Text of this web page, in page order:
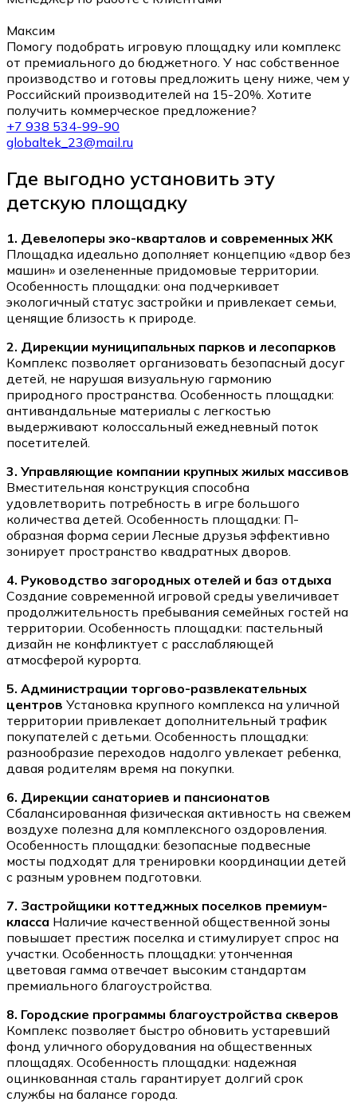
Максим
Помогу подобрать игровую площадку или комплекс
от премиального до бюджетного. У нас собственное
производство и готовы предложить цену ниже, чем у
Российский производителей на 15-20%. Хотите
получить коммерческое предложение?
+7 938 534-99-90
globaltek_23@mail.ru
Где выгодно установить эту
детскую площадку
1. Девелоперы эко-кварталов и современных ЖК
Площадка идеально дополняет концепцию «двор без
машин» и озелененные придомовые территории.
Особенность площадки: она подчеркивает
экологичный статус застройки и привлекает семьи,
ценящие близость к природе.
2. Дирекции муниципальных парков и лесопарков
Комплекс позволяет организовать безопасный досуг
детей, не нарушая визуальную гармонию
природного пространства. Особенность площадки:
антивандальные материалы с легкостью
выдерживают колоссальный ежедневный поток
посетителей.
3. Управляющие компании крупных жилых массивов
Вместительная конструкция способна
удовлетворить потребность в игре большого
количества детей. Особенность площадки: П-
образная форма серии Лесные друзья эффективно
зонирует пространство квадратных дворов.
4. Руководство загородных отелей и баз отдыха
Создание современной игровой среды увеличивает
продолжительность пребывания семейных гостей на
территории. Особенность площадки: пастельный
дизайн не конфликтует с расслабляющей
атмосферой курорта.
5. Администрации торгово-развлекательных
центров Установка крупного комплекса на уличной
территории привлекает дополнительный трафик
покупателей с детьми. Особенность площадки:
разнообразие переходов надолго увлекает ребенка,
давая родителям время на покупки.
6. Дирекции санаториев и пансионатов
Сбалансированная физическая активность на свежем
воздухе полезна для комплексного оздоровления.
Особенность площадки: безопасные подвесные
мосты подходят для тренировки координации детей
с разным уровнем подготовки.
7. Застройщики коттеджных поселков премиум-
класса Наличие качественной общественной зоны
повышает престиж поселка и стимулирует спрос на
участки. Особенность площадки: утонченная
цветовая гамма отвечает высоким стандартам
премиального благоустройства.
8. Городские программы благоустройства скверов
Комплекс позволяет быстро обновить устаревший
фонд уличного оборудования на общественных
площадях. Особенность площадки: надежная
оцинкованная сталь гарантирует долгий срок
службы на балансе города.